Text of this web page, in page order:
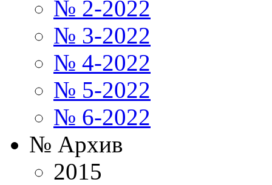
№ 2-2022
№ 3-2022
№ 4-2022
№ 5-2022
№ 6-2022
№ Архив
2015